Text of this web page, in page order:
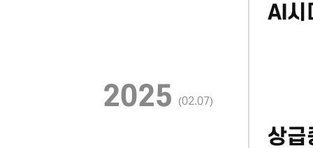
AI시
2025 (02.07)
상급